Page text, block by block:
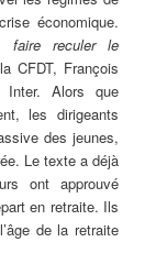
économique.
faire reculer le
CFDT, François
Inter. Alors que
les dirigeants
des jeunes,
Le texte a déjà
ont approuvé
en retraite. Ils
de la retraite